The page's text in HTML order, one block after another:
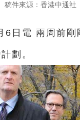
稿件來源：香港中通社
6日電 兩周前
劃。